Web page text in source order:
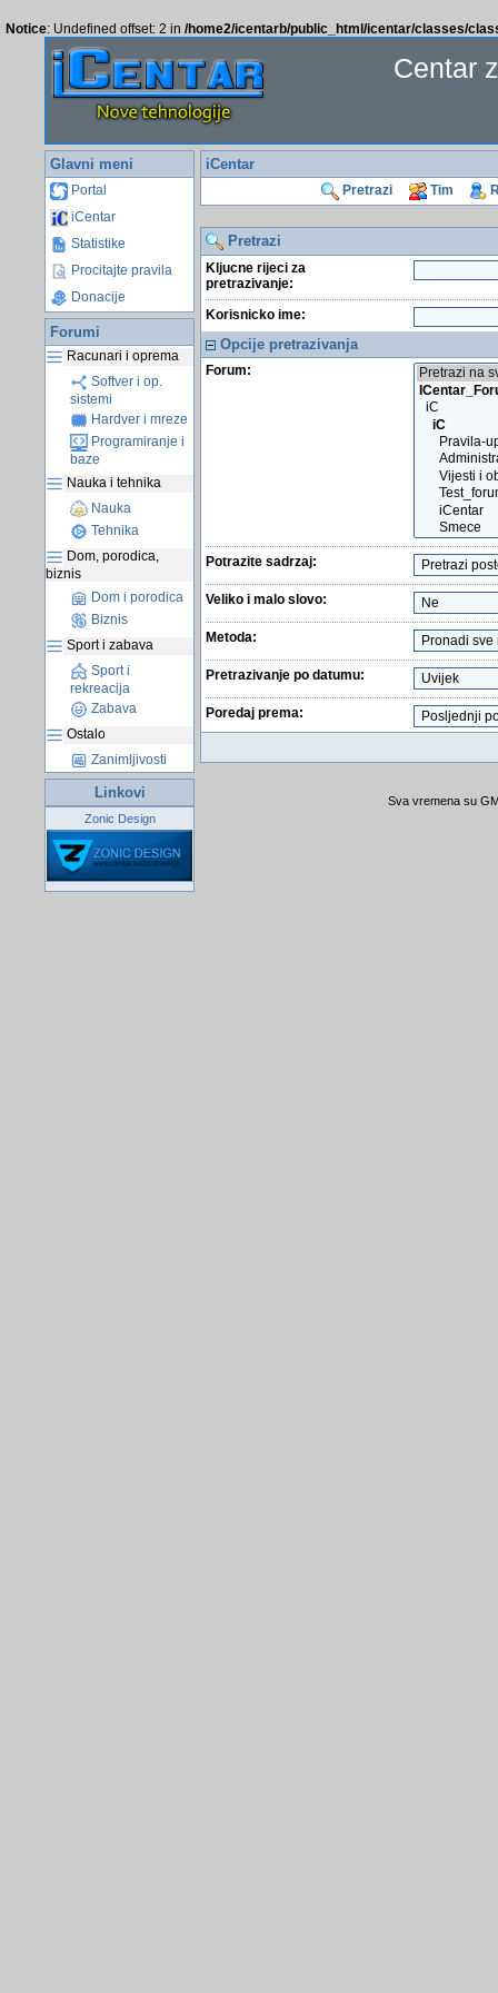
Notice: Undefined offset: 2 in /home2/icentarb/public_html/icentar/classes/
Centar
Glavni meni
Portal
iCentar
Statistike
Procitajte pravila
Donacije
Forumi
Racunari i oprema
Softver i op.
sistemi
Hardver i mreze
Programiranje i
baze
Nauka i tehnika
Nauka
Tehnika
Dom, porodica,
biznis
Dom i porodica
Biznis
Sport i zabava
Sport i
rekreacija
Zabava
Ostalo
Zanimljivosti
Linkovi
Zonic Design
iCentar
Pretrazi Tim
Pretrazi
Kljucne rijeci za
pretrazivanje:
Korisnicko ime:
Opcije pretrazivanja
Forum:
Potrazite sadrzaj:
Veliko i malo slovo:
Metoda:
Pretrazivanje po datumu:
Poredaj prema:
Sva vremena su